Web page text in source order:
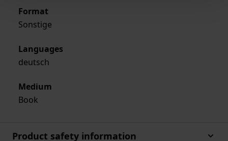
Format
Sonstige
Languages
deutsch
Medium
Book
Product safety information